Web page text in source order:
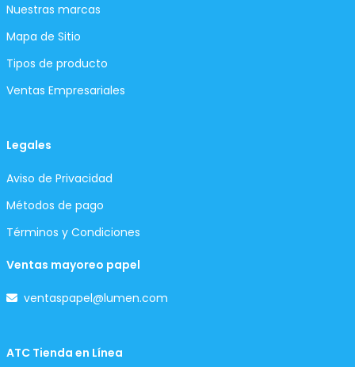
Nuestras marcas
Mapa de Sitio
Tipos de producto
Ventas Empresariales
Legales
Aviso de Privacidad
Métodos de pago
Términos y Condiciones
Ventas mayoreo papel
ventaspapel@lumen.com
ATC Tienda en Línea